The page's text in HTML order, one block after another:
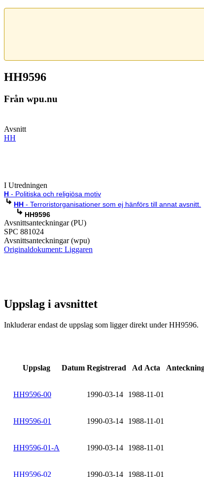
HH9596
Från wpu.nu
Avsnitt
HH
I Utredningen
H - Politiska och religiösa motiv
HH - Terroristorganisationer som ej hänförs till annat avsnitt.
HH9596
Avsnittsanteckningar (PU)
SPC 881024
Avsnittsanteckningar (wpu)
Originaldokument: Liggaren
Uppslag i avsnittet
Inkluderar endast de uppslag som ligger direkt under HH9596.
Uppslag Datum Registrerad Ad Acta
HH9596-00 1990-03-14 1988-11-01
HH9596-01 1990-03-14 1988-11-01
HH9596-01-A 1990-03-14 1988-11-01
HH9596-02 1990-03-14 1988-11-01